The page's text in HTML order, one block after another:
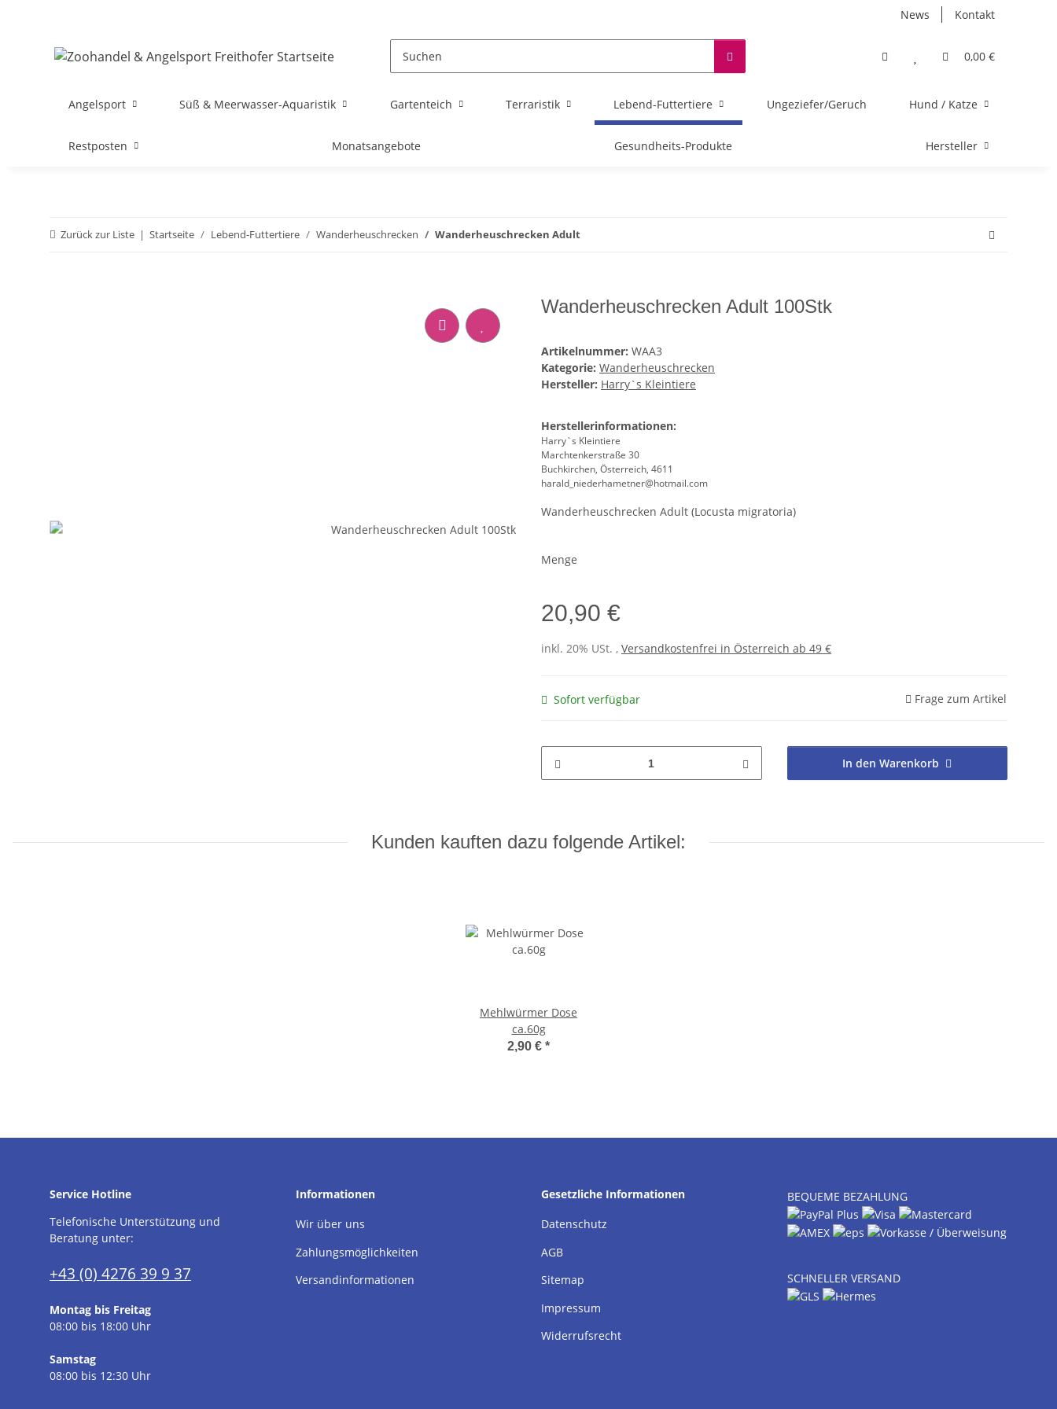
News Kontakt
0,00 €
Angelsport Süß & Meerwasser-Aquaristik Gartenteich Terraristik Lebend-Futtertiere Ungeziefer/Geruch Hund / Katze
Restposten Monatsangebote Gesundheits-Produkte Hersteller
Zurück zur Liste Startseite Lebend-Futtertiere Wanderheuschrecken Wanderheuschrecken Adult
Wanderheuschrecken Adult 100Stk
Artikelnummer: WAA3
Kategorie: Wanderheuschrecken
Hersteller: Harry`s Kleintiere
Herstellerinformationen:
Harry`s Kleintiere
Marchtenkerstraße 30
Buchkirchen, Österreich, 4611
harald_niederhametner@hotmail.com
Wanderheuschrecken Adult (Locusta migratoria)
Menge
20,90 €
inkl. 20% USt. , Versandkostenfrei in Österreich ab 49 €
Sofort verfügbar Frage zum Artikel
In den Warenkorb
Kunden kauften dazu folgende Artikel:
Mehlwürmer Dose
ca.60g
2,90 € *
Service Hotline
Telefonische Unterstützung und
Beratung unter:
+43 (0) 4276 39 9 37
Montag bis Freitag
08:00 bis 18:00 Uhr
Samstag
08:00 bis 12:30 Uhr
Informationen
Wir über uns
Zahlungsmöglichkeiten
Versandinformationen
Gesetzliche Informationen
Datenschutz
AGB
Sitemap
Impressum
Widerrufsrecht
BEQUEME BEZAHLUNG
SCHNELLER VERSAND